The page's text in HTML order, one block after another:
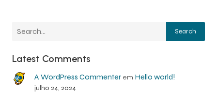
Search
Latest Comments
A WordPress Commenterem Hello world!
julho 24, 2024